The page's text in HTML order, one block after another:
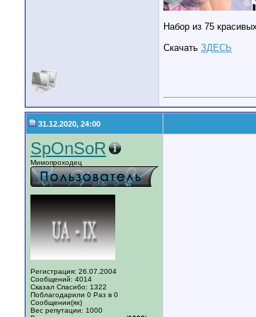
Набор из 75
Скачать ЗДЕСЬ
31.12.2020, 24:00
SpOnSoR
Мимопроходец
Регистрация: 26.07.2004
Сообщений: 4014
Сказал Спасибо: 1322
Поблагодарили 0 Раз в 0
Сообщении(ях)
Вес репутации: 1000